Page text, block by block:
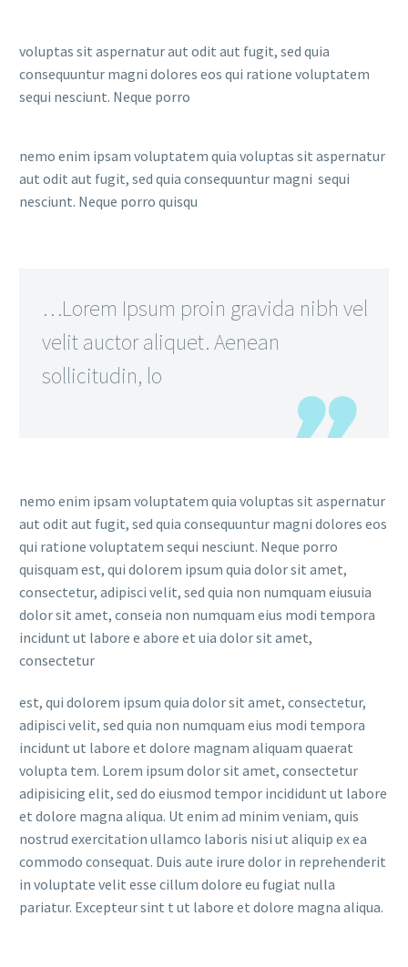
voluptas sit aspernatur aut odit aut fugit, sed quia
consequuntur magni dolores eos qui ratione voluptatem
sequi nesciunt. Neque porro
nemo enim ipsam voluptatem quia voluptas sit aspernatur
aut odit aut fugit, sed quia consequuntur magni sequi
nesciunt. Neque porro quisqu
…Lorem Ipsum proin gravida nibh vel
velit auctor aliquet. Aenean
sollicitudin, lo
nemo enim ipsam voluptatem quia voluptas sit aspernatur
aut odit aut fugit, sed quia consequuntur magni dolores eos
qui ratione voluptatem sequi nesciunt. Neque porro
quisquam est, qui dolorem ipsum quia dolor sit amet,
consectetur, adipisci velit, sed quia non numquam eiusuia
dolor sit amet, conseia non numquam eius modi tempora
incidunt ut labore e abore et uia dolor sit amet,
consectetur
est, qui dolorem ipsum quia dolor sit amet, consectetur,
adipisci velit, sed quia non numquam eius modi tempora
incidunt ut labore et dolore magnam aliquam quaerat
volupta tem. Lorem ipsum dolor sit amet, consectetur
adipisicing elit, sed do eiusmod tempor incididunt ut labore
et dolore magna aliqua. Ut enim ad minim veniam, quis
nostrud exercitation ullamco laboris nisi ut aliquip ex ea
commodo consequat. Duis aute irure dolor in reprehenderit
in voluptate velit esse cillum dolore eu fugiat nulla
pariatur. Excepteur sint t ut labore et dolore magna aliqua.